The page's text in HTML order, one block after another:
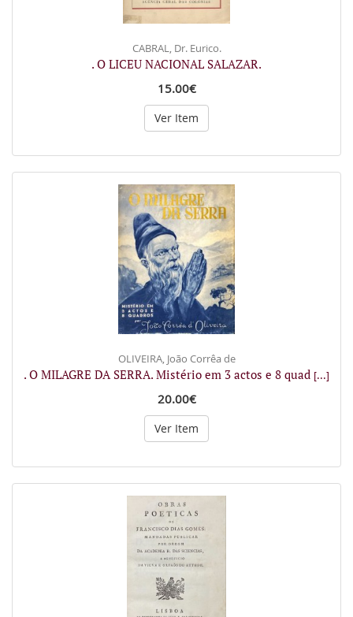
CABRAL, Dr. Eurico.
. O LICEU NACIONAL SALAZAR.
15.00€
Ver Item
OLIVEIRA, João Corrêa de
. O MILAGRE DA SERRA. Mistério em 3 actos e 8 quad [...]
20.00€
Ver Item